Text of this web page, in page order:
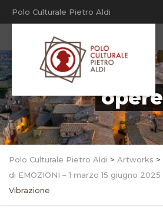
Polo Culturale Pietro Aldi
opere
Polo Culturale Pietro Aldi > Artworks >
di EMOZIONI – 1 marzo 15 giugno 2025
Vibrazione